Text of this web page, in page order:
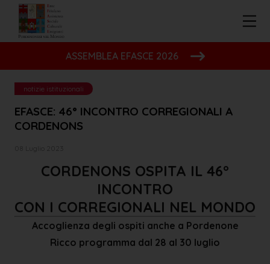
ASSEMBLEA EFASCE 2026
notizie istituzionali
EFASCE: 46° INCONTRO CORREGIONALI A
CORDENONS
CORDENONS OSPITA IL 46°
INCONTRO
CON I CORREGIONALI NEL MONDO
Accoglienza degli ospiti anche a Pordenone
Ricco programma dal 28 al 30 luglio